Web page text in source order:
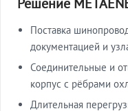
Поставка
документацией и
Соединительные и
корпус с рёбрами
Длительная